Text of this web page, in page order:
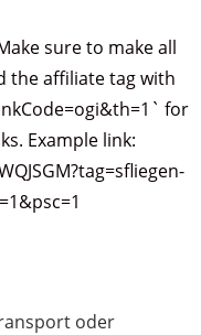
sure to make all
the affiliate tag with
for
Example link:
oder